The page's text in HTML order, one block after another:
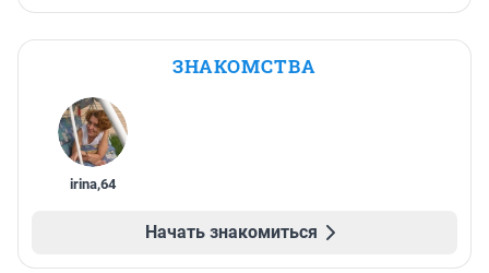
ЗНАКОМСТВА
irina,64
Начать знакомиться